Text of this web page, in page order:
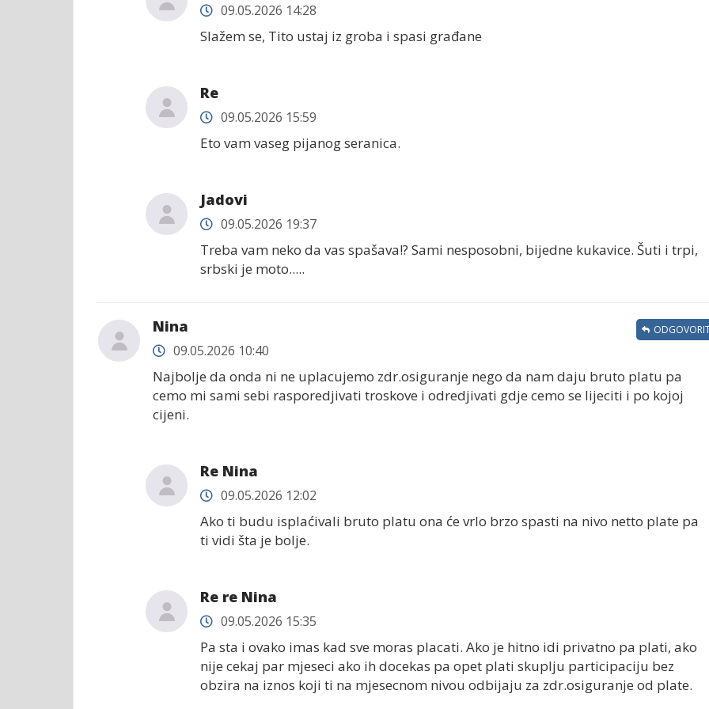
09.05.2026 14:28
Slažem se, Tito ustaj iz groba i spasi građane
Re
09.05.2026 15:59
Eto vam vaseg pijanog seranica.
Jadovi
09.05.2026 19:37
Treba vam neko da vas spašava!? Sami nesposobni, bijedne kukavice. Šuti i trpi,
srbski je moto.....
Nina
09.05.2026 10:40
Najbolje da onda ni ne uplacujemo zdr.osiguranje nego da nam daju bruto platu pa
cemo mi sami sebi rasporedjivati troskove i odredjivati gdje cemo se lijeciti i po kojoj
cijeni.
Re Nina
09.05.2026 12:02
Ako ti budu isplaćivali bruto platu ona će vrlo brzo spasti na nivo netto plate pa
ti vidi šta je bolje.
Re re Nina
09.05.2026 15:35
Pa sta i ovako imas kad sve moras placati. Ako je hitno idi privatno pa plati, ako
nije cekaj par mjeseci ako ih docekas pa opet plati skuplju participaciju bez
obzira na iznos koji ti na mjesecnom nivou odbijaju za zdr.osiguranje od plate.